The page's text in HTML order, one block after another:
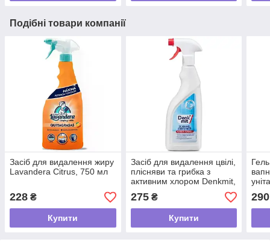
Подібні товари компанії
Засіб для видалення жиру
Lavandera Citrus, 750 мл
228 ₴
Купити
Засіб для видалення цвілі,
плісняви та грибка з
активним хлором Denkmit,
750 мл
275₴
Купити
290